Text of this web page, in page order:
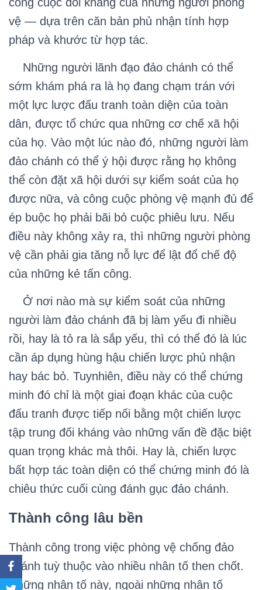
vệ — dựa trên căn bản phủ nhận tính hợp
pháp và khước từ hợp tác.
Những người lãnh đạo đảo chánh có thể
sớm khám phá ra là họ đang chạm trán với
một lực lược đấu tranh toàn diện của toàn
dân, được tổ chức qua những cơ chế xã hội
của họ. Vào một lúc nào đó, những người làm
đảo chánh có thể ý hội được rằng họ không
thể còn đặt xã hội dưới sự kiểm soát của họ
được nữa, và công cuộc phòng vệ mạnh đủ để
ép buộc họ phải bãi bỏ cuộc phiêu lưu. Nếu
điều này không xảy ra, thì những người phòng
vệ cần phải gia tăng nỗ lực để lật đổ chế độ
của những kẻ tấn công.
Ở nơi nào mà sự kiểm soát của những
người làm đảo chánh đã bị làm yếu đi nhiều
rồi, hay là tỏ ra là sắp yếu, thì có thể đó là lúc
cần áp dụng hùng hậu chiến lược phủ nhận
hay bác bỏ. Tuynhiên, điều này có thể chứng
minh đó chỉ là một giai đoạn khác của cuộc
đấu tranh được tiếp nối bằng một chiến lược
tập trung đối kháng vào những vấn đề đặc biệt
quan trọng khác mà thôi. Hay là, chiến lược
bất hợp tác toàn diện có thể chứng minh đó là
chiêu thức cuối cùng đánh gục đảo chánh.
Thành công lâu bền
Thành công trong việc phòng vệ chống đảo
chánh tuỳ thuộc vào nhiều nhân tố then chốt.
Những nhân tố này, ngoài những nhân tố